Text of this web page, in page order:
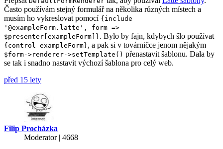
Často používám stejný formulář na několika různých místech a
musím ho vykreslovat pomocí {include
'@exampleForm.latte', form =>
$presenter[exampleForm]}. Bylo by fajn, kdybych šlo používat
{control exampleForm}, a pak si v továrničce jenom nějakým
$form->renderer->setTemplate() přenastavit šablonu. Dala by
se tak i snadno nastavit výchozí šablona pro celý web.
před 15 lety
Filip Procházka
Moderator | 4668